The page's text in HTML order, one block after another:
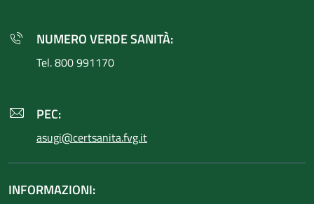
NUMERO VERDE SANITÀ:
Tel. 800 991170
PEC:
asugi@certsanita.fvg.it
INFORMAZIONI: